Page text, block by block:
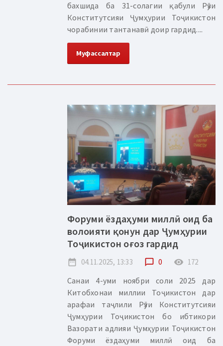
бахшида ба 31-солагии қабули Рӯзи
Конститутсияи Ҷумҳурии Тоҷикистон
чорабинии тантанавӣ доир гардид....
Муфассалтар
Форуми ёздаҳуми миллӣ оид ба
волоияти қонун дар Ҷумҳурии
Тоҷикистон оғоз гардид
date_range 04.11.2025, 13:33 chat_bubble_outline 0 remove_red_eye 172
Санаи 4-уми ноябри соли 2025 дар
Китобхонаи миллии Тоҷикистон дар
арафаи таҷлили Рӯзи Конститутсияи
Ҷумҳурии Тоҷикистон бо ибтикори
Вазорати адлияи Ҷумҳурии Тоҷикистон
Форуми ёздаҳуми миллӣ оид ба